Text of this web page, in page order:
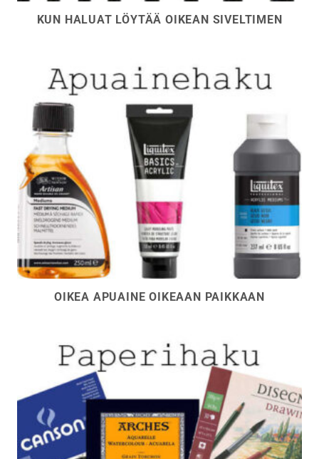
KUN HALUAT LÖYTÄÄ OIKEAN SIVELTIMEN
OIKEA APUAINE OIKEAAN PAIKKAAN